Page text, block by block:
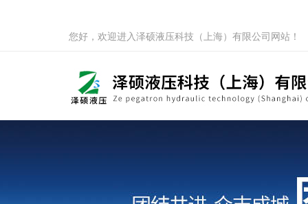
您好，欢迎进入泽硕液压科技（上海）有限公司网站！